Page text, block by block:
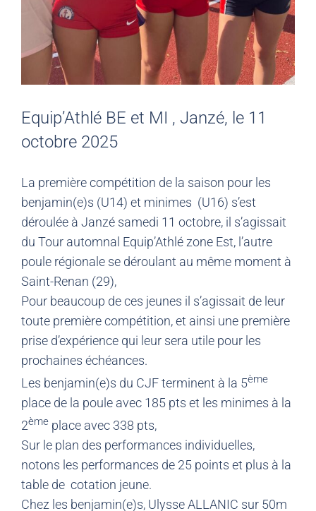
Equip’Athlé BE et MI , Janzé, le 11
octobre 2025
La première compétition de la saison pour les
benjamin(e)s (U14) et minimes (U16) s’est
déroulée à Janzé samedi 11 octobre, il s’agissait
du Tour automnal Equip’Athlé zone Est, l’autre
poule régionale se déroulant au même moment à
Saint-Renan (29),
Pour beaucoup de ces jeunes il s’agissait de leur
toute première compétition, et ainsi une première
prise d’expérience qui leur sera utile pour les
prochaines échéances.
Les benjamin(e)s du CJF terminent à la 5ème
place de la poule avec 185 pts et les minimes à la
2ème place avec 338 pts,
Sur le plan des performances individuelles,
notons les performances de 25 points et plus à la
table de cotation jeune.
Chez les benjamin(e)s, Ulysse ALLANIC sur 50m